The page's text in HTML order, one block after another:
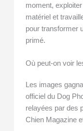
moment,
matériel et
pour transformer
primé.
Où peut-on voir
Les images
officiel du Dog
relayées par des
Chien Magazine